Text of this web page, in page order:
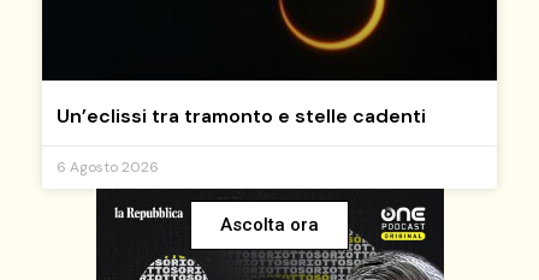
Un’eclissi tra tramonto e stelle cadenti
6 Agosto 2026
Ascolta ora